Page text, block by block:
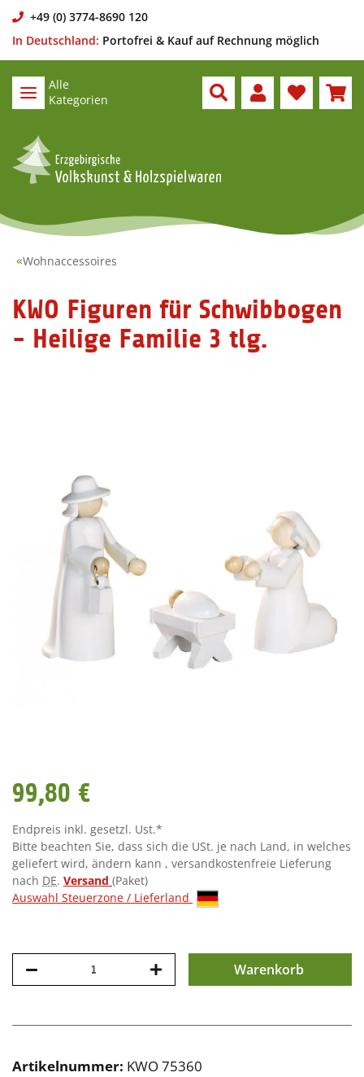
+49 (0) 3774-8690 120
In Deutschland: Portofrei & Kauf auf Rechnung möglich
Alle
Kategorien
Wohnaccessoires
KWO Figuren für Schwibbogen
- Heilige Familie 3 tlg.
99,80 €
Endpreis inkl. gesetzl. Ust.*
Bitte beachten Sie, dass sich die USt. je nach Land, in welches
geliefert wird, ändern kann , versandkostenfreie Lieferung
nach DE. Versand (Paket)
Auswahl Steuerzone / Lieferland
Warenkorb
Artikelnummer: KWO 75360